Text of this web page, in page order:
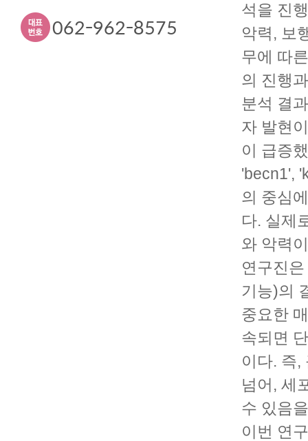
062-962-8575
석을 진
악력, 보
무에 따
의 진행
분석 결
자 발현
이 급증
'becn1',
의 중심
다. 실제
와 악력
연구진
기능)의
중요한
속되면
이다. 즉,
넘어, 세
수 있음
이번 연